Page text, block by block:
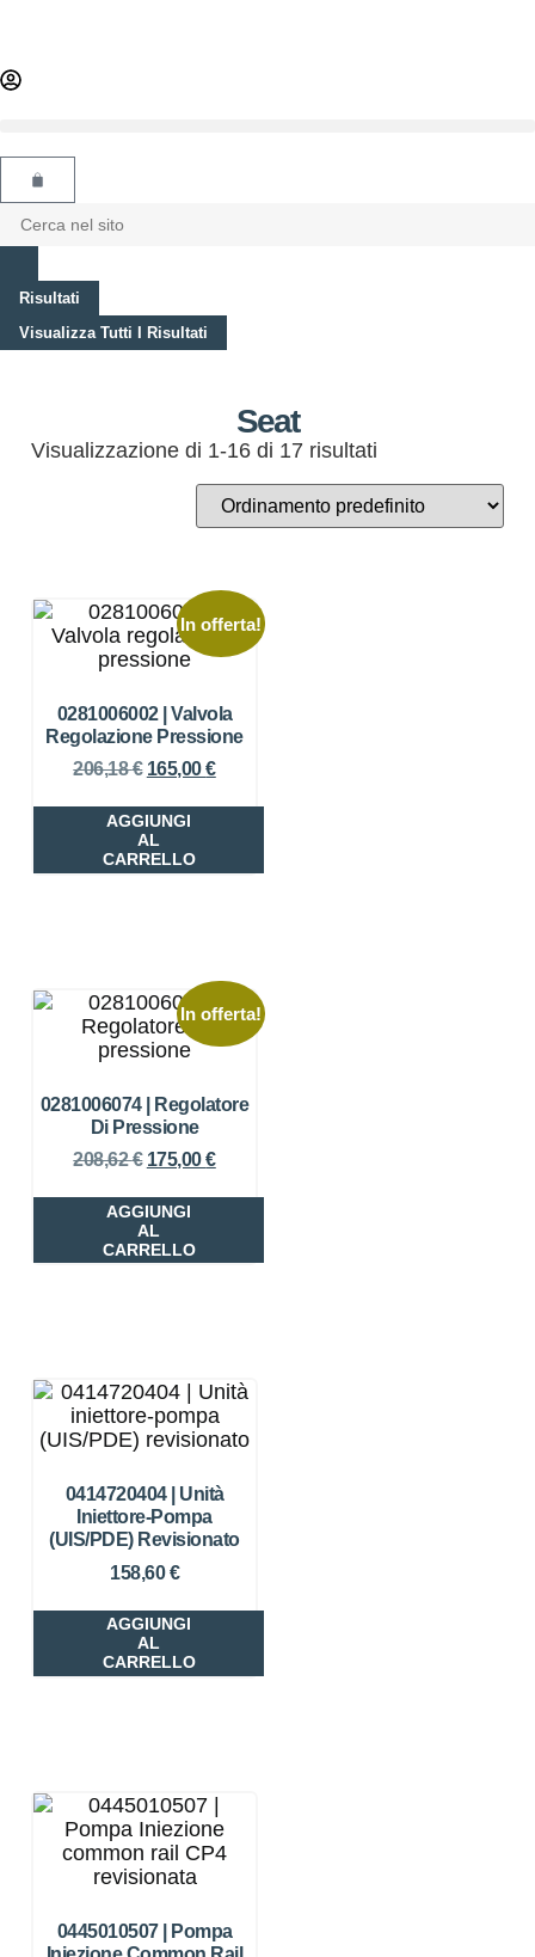
Risultati
Visualizza Tutti I Risultati
Seat
Visualizzazione di 1-16 di 17 risultati
In offerta!
0281006002 | Valvola
Regolazione Pressione
206,18€ 165,00€
AGGIUNGI
AL
CARRELLO
In offerta!
0281006074 | Regolatore
Di Pressione
208,62€ 175,00€
AGGIUNGI
AL
CARRELLO
0414720404 | Unità
Iniettore-Pompa
(UIS/PDE) Revisionato
158,60€
AGGIUNGI
AL
CARRELLO
0445010507 | Pompa